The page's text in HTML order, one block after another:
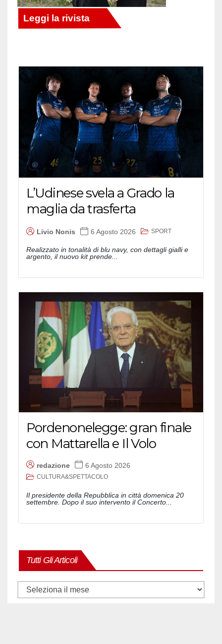
L’Udinese svela a Grado la
maglia da trasferta
Livio Nonis 6 Agosto 2026 SPORT
Realizzato in tonalità di blu navy, con dettagli gialli e
argento, il nuovo kit prende...
Pordenonelegge: gran finale
con Mattarella e Il Volo
redazione 6 Agosto 2026
CULTURA&SPETTACOLO
Il presidente della Repubblica in città domenica 20
settembre. Dopo il suo intervento il Concerto...
Tutti Gli Articoli
Tutti